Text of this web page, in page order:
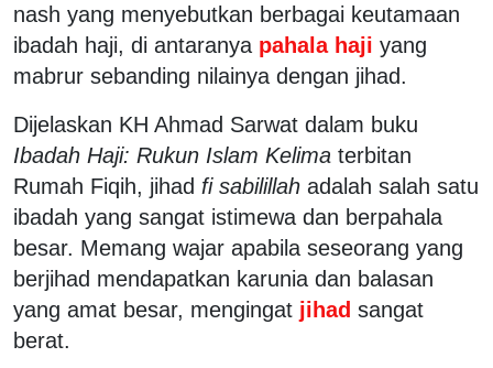
nash yang menyebutkan berbagai keutamaan
ibadah haji, di antaranya pahala haji yang
mabrur sebanding nilainya dengan jihad.
Dijelaskan KH Ahmad Sarwat dalam buku
Ibadah Haji: Rukun Islam Kelima terbitan
Rumah Fiqih, jihad fi sabilillah adalah salah satu
ibadah yang sangat istimewa dan berpahala
besar. Memang wajar apabila seseorang yang
berjihad mendapatkan karunia dan balasan
yang amat besar, mengingat jihad sangat
berat.